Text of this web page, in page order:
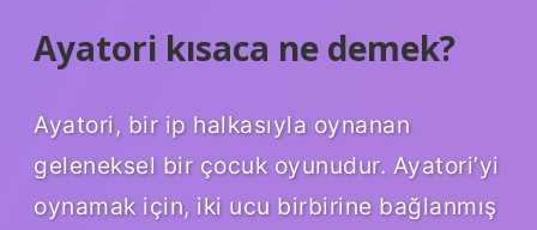
Ayatori kısaca ne demek?
Ayatori, bir ip halkasıyla oynanan
geleneksel bir çocuk oyunudur. Ayatori’yi
oynamak için, iki ucu birbirine bağlanmış